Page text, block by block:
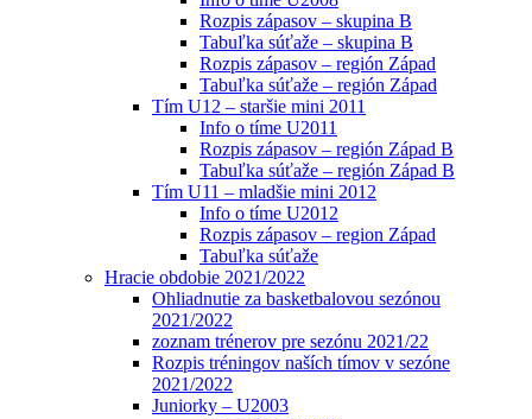
Rozpis zápasov – skupina B
Tabuľka súťaže – skupina B
Rozpis zápasov – región Západ
Tabuľka súťaže – región Západ
Tím U12 – staršie mini 2011
Info o tíme U2011
Rozpis zápasov – región Západ B
Tabuľka súťaže – región Západ B
Tím U11 – mladšie mini 2012
Info o tíme U2012
Rozpis zápasov – region Západ
Tabuľka súťaže
Hracie obdobie 2021/2022
Ohliadnutie za basketbalovou sezónou
2021/2022
zoznam trénerov pre sezónu 2021/22
Rozpis tréningov naších tímov v sezóne
2021/2022
Juniorky – U2003